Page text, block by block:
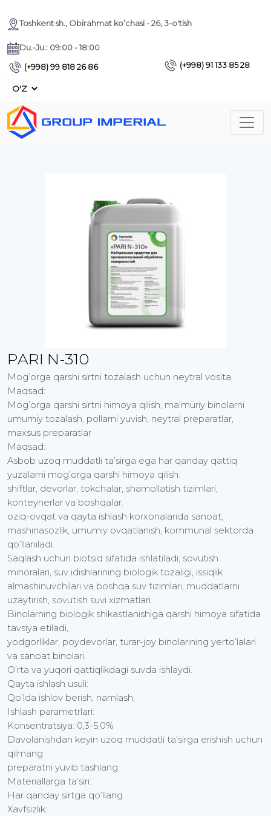
Toshkent sh., Obirahmat ko’chasi - 26, 3-o'tish
Du.-Ju.: 09:00 - 18:00
(+998) 99 818 26 86
(+998) 91 133 85 28
PARI N-310
Mog’orga qarshi sirtni tozalash uchun neytral vosita.
Maqsad:
Mog’orga qarshi sirtni himoya qilish, ma’muriy binolarni
umumiy tozalash, pollarni yuvish, neytral preparatlar,
maxsus preparatlar
Maqsad:
Asbob uzoq muddatli ta’sirga ega har qanday qattiq
yuzalarni mog’orga qarshi himoya qilish:
shiftlar, devorlar, tokchalar, shamollatish tizimlari,
konteynerlar va boshqalar.
oziq-ovqat va qayta ishlash korxonalarida sanoat,
mashinasozlik, umumiy ovqatlanish, kommunal sektorda
qo’llaniladi.
Saqlash uchun biotsid sifatida ishlatiladi, sovutish
minoralari, suv idishlarining biologik tozaligi, issiqlik
almashinuvchilari va boshqa suv tizimlari, muddatlarni
uzaytirish, sovutish suvi xizmatlari.
Binolarning biologik shikastlanishiga qarshi himoya sifatida
tavsiya etiladi,
yodgorliklar, poydevorlar, turar-joy binolarining yerto’lalari
va sanoat binolari.
O’rta va yuqori qattiqlikdagi suvda ishlaydi.
Qayta ishlash usuli:
Qo’lda ishlov berish, namlash,
Ishlash parametrlari:
Konsentratsiya: 0,3-5,0%
Davolanishdan keyin uzoq muddatli ta’sirga erishish uchun
qilmang
preparatni yuvib tashlang.
Materiallarga ta’siri:
Har qanday sirtga qo’llang.
Xavfsizlik: